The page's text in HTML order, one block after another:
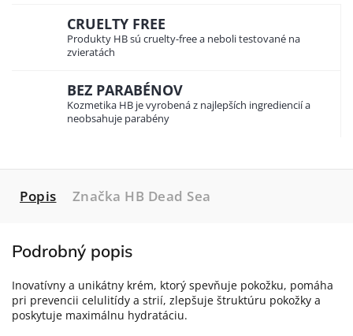
CRUELTY FREE
Produkty HB sú cruelty-free a neboli testované na
zvieratách
BEZ PARABÉNOV
Kozmetika HB je vyrobená z najlepších ingrediencií a
neobsahuje parabény
Popis Značka HB Dead Sea
Podrobný popis
Inovatívny a unikátny krém, ktorý spevňuje pokožku, pomáha
pri prevencii celulitídy a strií, zlepšuje štruktúru pokožky a
poskytuje maximálnu hydratáciu.